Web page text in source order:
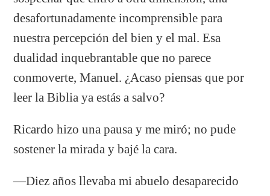
desafortunadamente incomprensible para
nuestra percepción del bien y el mal. Esa
dualidad inquebrantable que no parece
conmoverte, Manuel. ¿Acaso piensas que por
leer la Biblia ya estás a salvo?
Ricardo hizo una pausa y me miró; no pude
sostener la mirada y bajé la cara.
―Diez años llevaba mi abuelo desaparecido